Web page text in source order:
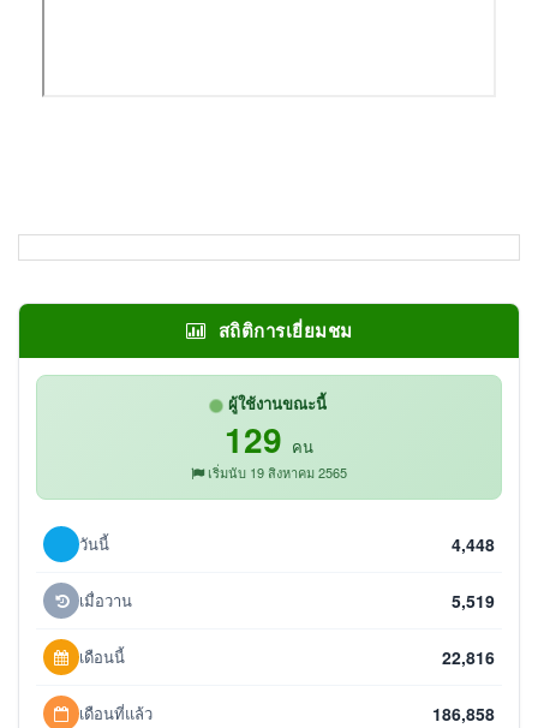
สถิติการเยี่ยมชม
ผู้ใช้งานขณะนี้
129 คน
เริ่มนับ 19 สิงหาคม 2565
วันนี้ 4,448
เมื่อวาน 5,519
เดือนนี้ 22,816
เดือนที่แล้ว 186,858